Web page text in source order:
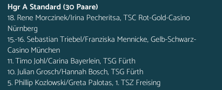
Hgr A Standard (30 Paare)
18. Rene Morczinek/Irina Pecheritsa, TSC Rot-Gold-Casino
Nürnberg
15.-16. Sebastian Triebel/Franziska Mennicke, Gelb-Schwarz-
Casino München
11. Timo Johl/Carina Bayerlein, TSG Fürth
10. Julian Grosch/Hannah Bosch, TSG Fürth
5. Phillip Kozlowski/Greta Palotas, 1. TSZ Freising